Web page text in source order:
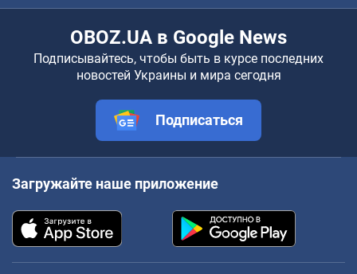
OBOZ.UA в Google News
Подписывайтесь, чтобы быть в курсе последних
новостей Украины и мира сегодня
Подписаться
Загружайте наше приложение